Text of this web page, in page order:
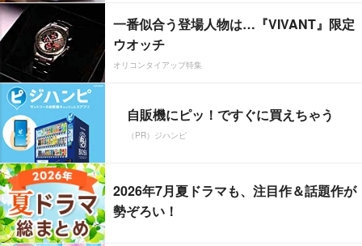
一番似合う登場人物は…『VIVANT』限定
ウオッチ
オリコンタイアップ特集
自販機にピッ！ですぐに買えちゃう
（PR）ジハンピ
2026年7月夏ドラマも、注目作＆話題作が
勢ぞろい！